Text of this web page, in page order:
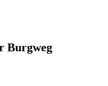
Burgweg